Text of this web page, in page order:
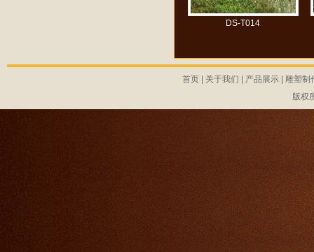
DS-T014
首页 关于我们 产品展示
雕塑制
版权